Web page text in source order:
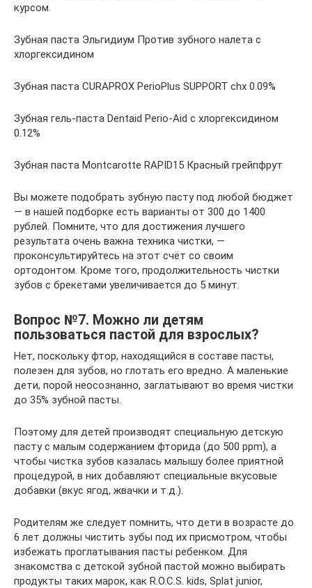
курсом.
Зубная паста Эльгидиум Против зубного налета с
хлоргексидином
Зубная паста CURAPROX PerioPlus SUPPORT chx 0.09%
Зубная гель-паста Dentaid Perio-Aid с хлоргексидином
0.12%
Зубная паста Montcarotte RAPID15 Красный грейпфрут
Вы можете подобрать зубную пасту под любой бюджет
— в нашей подборке есть варианты от 300 до 1400
рублей. Помните, что для достижения лучшего
результата очень важна техника чистки, —
проконсультируйтесь на этот счёт со своим
ортодонтом. Кроме того, продолжительность чистки
зубов с брекетами увеличивается до 5 минут.
Вопрос №7. Можно ли детям
пользоваться пастой для взрослых?
Нет, поскольку фтор, находящийся в составе пасты,
полезен для зубов, но глотать его вредно. А маленькие
дети, порой неосознанно, заглатывают во время чистки
до 35% зубной пасты.
Поэтому для детей производят специальную детскую
пасту с малым содержанием фторида (до 500 ppm), а
чтобы чистка зубов казалась малышу более приятной
процедурой, в них добавляют специальные вкусовые
добавки (вкус ягод, жвачки и т.д.).
Родителям же следует помнить, что дети в возрасте до
6 лет должны чистить зубы под их присмотром, чтобы
избежать проглатывания пасты ребенком. Для
знакомства с детской зубной пастой можно выбирать
продукты таких марок, как R.O.C.S. kids, Splat junior,